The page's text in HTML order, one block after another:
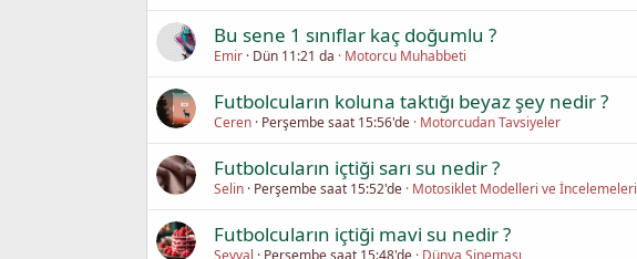
Bu sene 1 sınıflar kaç doğumlu ?
Emir Dün 11:21 da Motorcu Muhabbeti
Futbolcuların koluna taktığı beyaz şey nedir ?
Ceren Perşembe saat 15:56'de Motorcudan Tavsiyeler
Futbolcuların içtiği sarı su nedir ?
Selin Perşembe saat 15:52'de Motosiklet Modelleri ve İncelemeleri
Futbolcuların içtiği mavi su nedir ?
Sevval Perşembe saat 15:48'de Dünya Sineması